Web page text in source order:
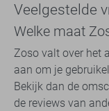
Veelgestelde
Welke maat
Zoso valt over het
aan om je
Bekijk dan de
de reviews van